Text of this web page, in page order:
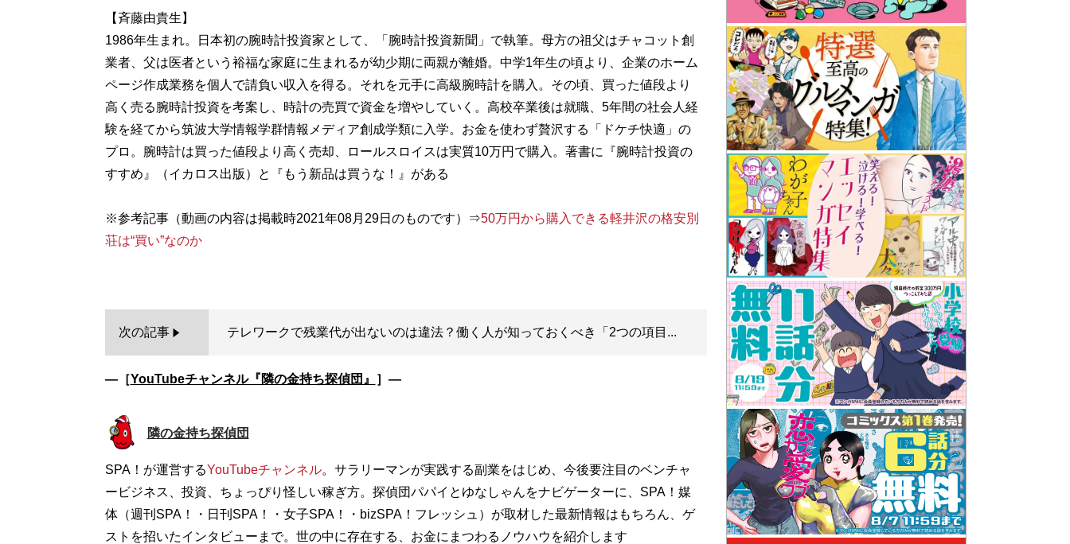
【斉藤由貴生】
1986年生まれ。日本初の腕時計投資家として、「腕時計投資新聞」で執筆。母方の祖父はチャコット創
業者、父は医者という裕福な家庭に生まれるが幼少期に両親が離婚。中学1年生の頃より、企業のホーム
ページ作成業務を個人で請負い収入を得る。それを元手に高級腕時計を購入。その頃、買った値段より
高く売る腕時計投資を考案し、時計の売買で資金を増やしていく。高校卒業後は就職、5年間の社会人経
験を経てから筑波大学情報学群情報メディア創成学類に入学。お金を使わず贅沢する「ドケチ快適」の
プロ。腕時計は買った値段より高く売却、ロールスロイスは実質10万円で購入。著書に『腕時計投資の
すすめ』（イカロス出版）と『もう新品は買うな！』がある
※参考記事（動画の内容は掲載時2021年08月29日のものです）⇒50万円から購入できる軽井沢の格安別
荘は“買い”なのか
次の記事 テレワークで残業代が出ないのは違法？働く人が知っておくべき「2つの項目...
―［YouTubeチャンネル『隣の金持ち探偵団』 ］―
隣の金持ち探偵団
SPA！が運営するYouTubeチャンネル。サラリーマンが実践する副業をはじめ、今後要注目のベンチャ
ービジネス、投資、ちょっぴり怪しい稼ぎ方。探偵団パパイとゆなしゃんをナビゲーターに、SPA！媒
体（週刊SPA！・日刊SPA！・女子SPA！・bizSPA！フレッシュ）が取材した最新情報はもちろん、ゲ
ストを招いたインタビューまで。世の中に存在する、お金にまつわるノウハウを紹介します